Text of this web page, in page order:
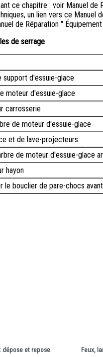
ce chapitre : voir Manuel de
un lien vers ce Manuel
de Réparation "
de serrage
support d'essuie-glace
moteur d'essuie-glace
carrosserie
de moteur d'essuie-glace
et de lave-projecteurs
de moteur d'essuie-glace
hayon
le bouclier de pare-chocs avant
dépose et repose Feux,